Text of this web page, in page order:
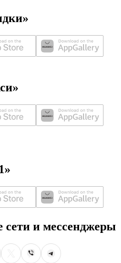
и мессенджеры